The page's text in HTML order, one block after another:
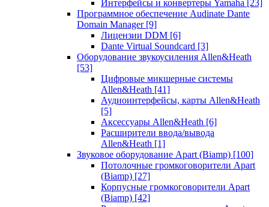
Интерфейсы и конвертеры Yamaha [23]
Программное обеспечение Audinate Dante
Domain Manager [9]
Лицензии DDM [6]
Dante Virtual Soundcard [3]
Оборудование звукоусиления Allen&Heath
[53]
Цифровые микшерные системы
Allen&Heath [41]
Аудиоинтерфейсы, карты Allen&Heath
[5]
Аксессуары Allen&Heath [6]
Расширители ввода/вывода
Allen&Heath [1]
Звуковое оборудование Apart (Biamp) [100]
Потолочные громкоговорители Apart
(Biamp) [27]
Корпусные громкоговорители Apart
(Biamp) [42]